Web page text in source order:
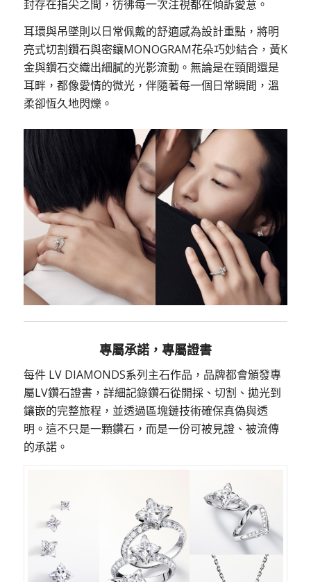
封存在指尖之間，彷彿每一次注視都在傾訴愛意。
耳環與吊墜則以日常佩戴的舒適感為設計重點，將明
亮式切割鑽石與密鑲MONOGRAM花朵巧妙結合，黃K
金與鑽石交織出細膩的光影流動。無論是在頸間還是
耳畔，都像愛情的微光，伴隨著每一個日常瞬間，溫
柔卻恆久地閃爍。
專屬承諾，專屬證書
每件 LV DIAMONDS系列主石作品，品牌都會頒發專
屬LV鑽石證書，詳細記錄鑽石從開採、切割、拋光到
鑲嵌的完整旅程，並透過區塊鏈技術確保真偽與透
明。這不只是一顆鑽石，而是一份可被見證、被流傳
的承諾。